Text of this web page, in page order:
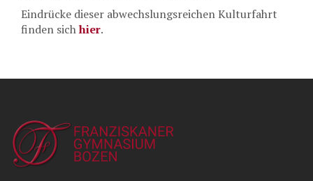
Eindrücke dieser abwechslungsreichen Kulturfahrt
finden sichhier.